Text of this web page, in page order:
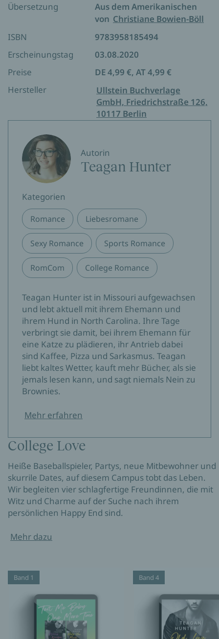
Übersetzung
Aus dem Amerikanischen
von Christiane Bowien-Böll
ISBN
9783958185494
Erscheinungstag
03.08.2020
Preise
DE 4,99 €, AT 4,99 €
Hersteller
Ullstein Buchverlage
GmbH, Friedrichstraße 126,
10117 Berlin
Autorin
Teagan Hunter
Kategorien
Romance Liebesromane
Sexy Romance Sports Romance
RomCom College Romance
Teagan Hunter ist in Missouri aufgewachsen
und lebt aktuell mit ihrem Ehemann und
ihrem Hund in North Carolina. Ihre Tage
verbringt sie damit, bei ihrem Ehemann für
eine Katze zu plädieren, ihr Antrieb dabei
sind Kaffee, Pizza und Sarkasmus. Teagan
liebt kaltes Wetter, kauft mehr Bücher, als sie
jemals lesen kann, und sagt niemals Nein zu
Brownies.
Mehr erfahren
College Love
Heiße Baseballspieler, Partys, neue Mitbewohner und
skurrile Dates, auf diesem Campus tobt das Leben.
Wir begleiten vier schlagfertige Freundinnen, die mit
Witz und Charme auf der Suche nach ihrem
persönlichen Happy End sind.
Mehr dazu
Band 1 Band 4